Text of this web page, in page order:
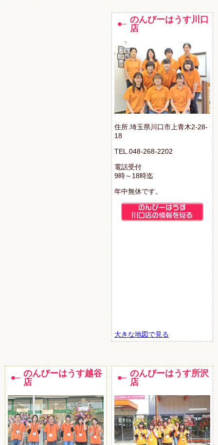
のんびーはうす川口
店
住所.埼玉県川口市上青木2-28-
18
TEL.048-268-2202
電話受付
9時～18時迄
年中無休です。
大きな地図で見る
のんびーはうす越谷
店
のんびーはうす所沢
店